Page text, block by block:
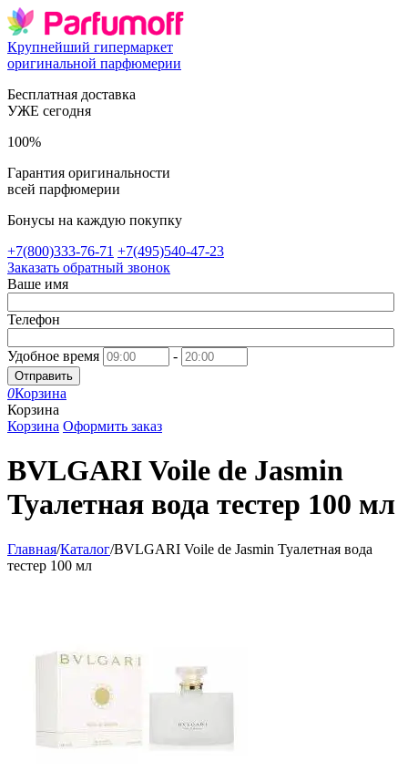
Крупнейший гипермаркет
оригинальной парфюмерии
Бесплатная доставка
УЖЕ сегодня
100%
Гарантия оригинальности
всей парфюмерии
Бонусы на каждую покупку
+7(800)333-76-71 +7(495)540-47-23
Заказать обратный звонок
Ваше имя
Телефон
Удобное время -
Отправить
0Корзина
Корзина
Корзина Оформить заказ
BVLGARI Voile de Jasmin
Туалетная вода тестер 100 мл
Главная/Каталог/BVLGARI Voile de Jasmin Туалетная вода
тестер 100 мл